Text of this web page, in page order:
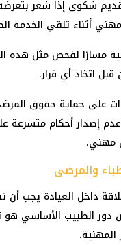
شكوى إذا شعر
أثناء تلقي الخدمة
مسارًا لفحص مثل هذه
اتخاذ أي قرار.
على حماية حقوق
إصدار أحكام متسرعة
مهني.
والمرضى
داخل العيادة يجب أن
دور الطبيب الأساسي هو
المهنية.